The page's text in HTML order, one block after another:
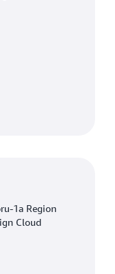
1a Region
Cloud